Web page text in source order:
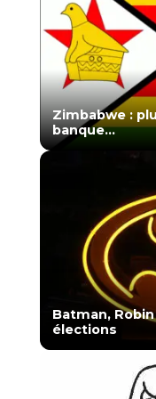
Zimbabwe :
banque…
Batman,
élections